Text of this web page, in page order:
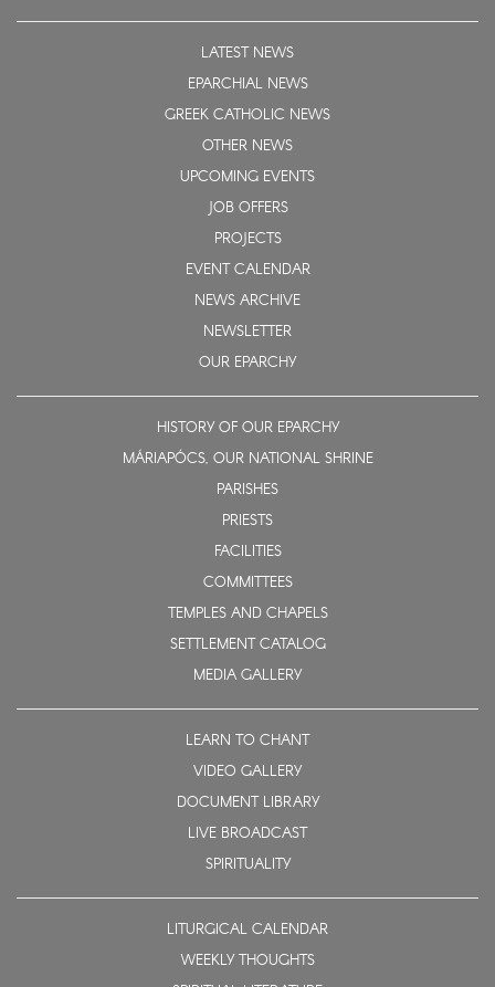
LATEST NEWS
EPARCHIAL NEWS
GREEK CATHOLIC NEWS
OTHER NEWS
UPCOMING EVENTS
JOB OFFERS
PROJECTS
EVENT CALENDAR
NEWS ARCHIVE
NEWSLETTER
OUR EPARCHY
HISTORY OF OUR EPARCHY
MÁRIAPÓCS, OUR NATIONAL SHRINE
PARISHES
PRIESTS
FACILITIES
COMMITTEES
TEMPLES AND CHAPELS
SETTLEMENT CATALOG
MEDIA GALLERY
LEARN TO CHANT
VIDEO GALLERY
DOCUMENT LIBRARY
LIVE BROADCAST
SPIRITUALITY
LITURGICAL CALENDAR
WEEKLY THOUGHTS